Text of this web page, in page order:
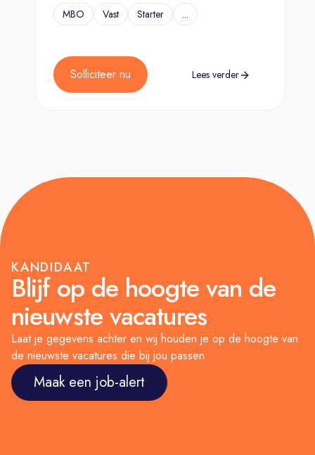
MBO Vast Starter ...
Solliciteer nu Lees verder
KANDIDAAT
Blijf op de hoogte van de
nieuwste vacatures
Laat je gegevens achter en wij houden je op de hoogte van
de nieuwste vacatures die bij jou passen
Maak een job-alert